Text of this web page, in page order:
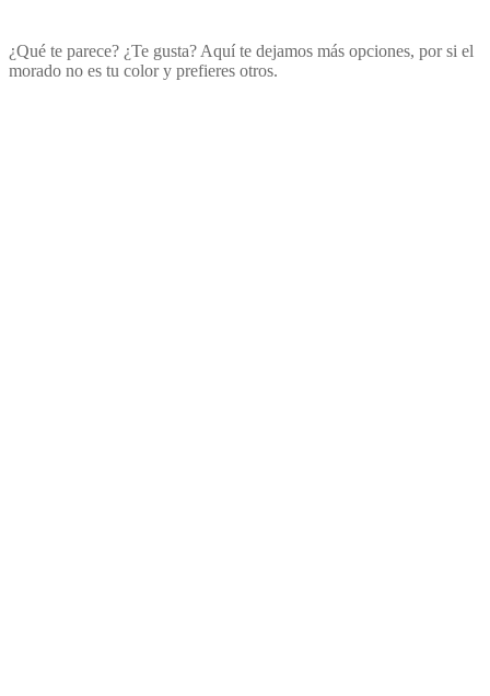
¿Qué te parece? ¿Te gusta? Aquí te dejamos más opciones, por si el
morado no es tu color y prefieres otros.